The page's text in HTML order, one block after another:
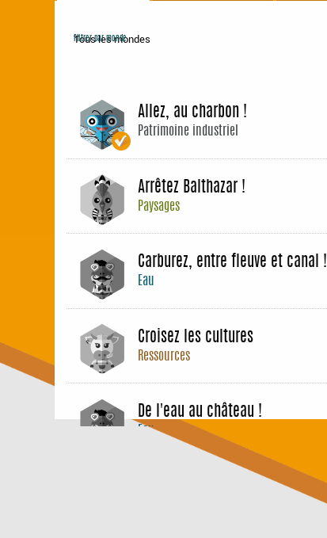
Filtrer par monde
Allez, au charbon !
Patrimoine industriel
Arrêtez Balthazar !
Paysages
Carburez, entre fleuve et canal !
Eau
Croisez les cultures
Ressources
De l'eau au château !
Eau